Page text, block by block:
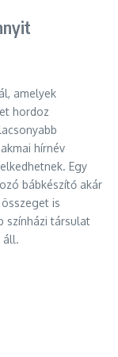
amelyek
hordoz
hírnév
Egy
bábkészítő akár
is
színházi társulat
áll.